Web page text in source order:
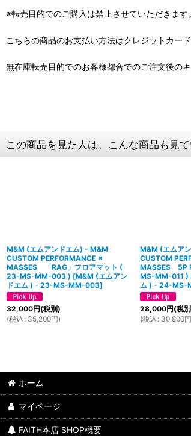
※転売目的でのご購入は禁止させていただきます。
こちらの商品のお支払い方法はクレジットカー
無在庫転売目的でのお客様都合でのご注文後の
この商品を見た人は、こんな商品も見
M&M (エムアンドエム) - M&M
CUSTOM PERFORMANCE ×
MASSES 「RAG」フロアマット (
23-MS-MM-003 ) [M&M (エムアン
ドエム ) - 23-MS-MM-003]
32,000円(税別)
(税込 : 35,200円)
M&M (エムア
CUSTOM
MASSES 5P
MS-MM-011 )
ム ) - 24-MS-
28,000円(税
(税込 : 30,800
ホーム
マイページ
FAITH本店 SHOP概要